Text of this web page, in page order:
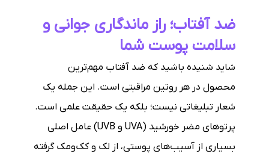
ضد آفتاب؛ راز ماندگاری جوانی و
سلامت پوست شما
شاید شنیده باشید که ضد آفتاب مهم‌ترین
محصول در هر روتین مراقبتی است. این جمله یک
شعار تبلیغاتی نیست؛ بلکه یک حقیقت علمی است.
پرتوهای مضر خورشید (UVA و UVB) عامل اصلی
بسیاری از آسیب‌های پوستی، از لک و کک‌ومک گرفته